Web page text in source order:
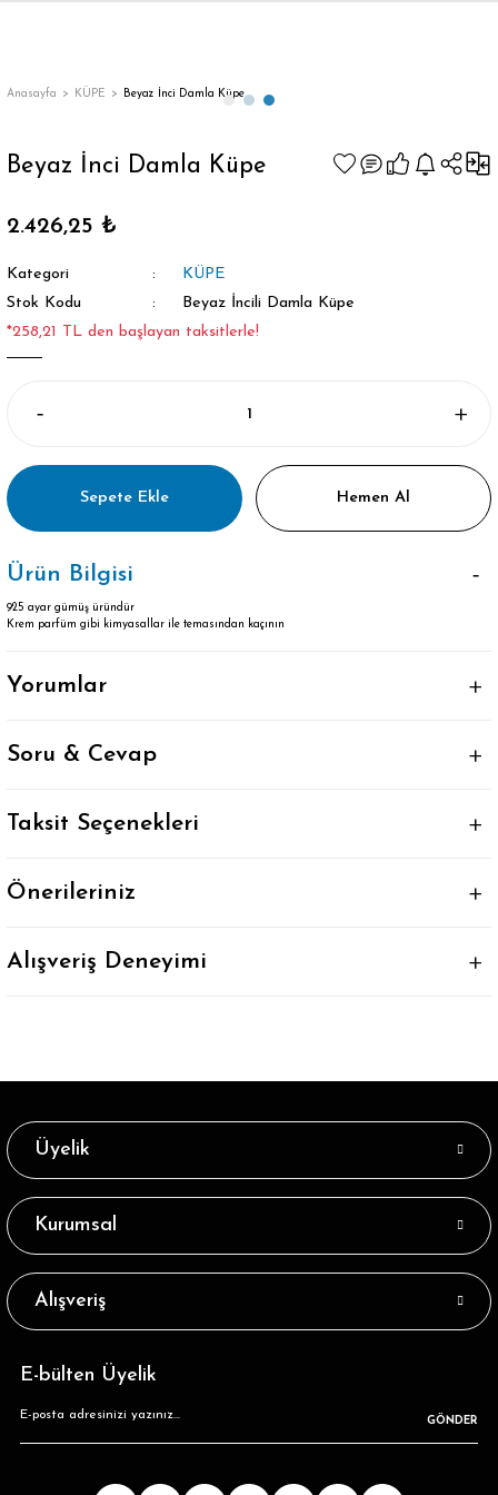
Anasayfa KÜPE Beyaz İnci Damla Küpe
Beyaz İnci Damla Küpe
2.426,25 ₺
Kategori
KÜPE
Stok Kodu
Beyaz İncili Damla Küpe
*258,21 TL den başlayan taksitlerle!
Sepete Ekle Hemen Al
Ürün Bilgisi
925 ayar gümüş üründür
Krem parfüm gibi kimyasallar ile temasından kaçının
Yorumlar
Soru & Cevap
Taksit Seçenekleri
Önerileriniz
Alışveriş Deneyimi
Üyelik
Kurumsal
Alışveriş
E-bülten Üyelik
GÖNDER